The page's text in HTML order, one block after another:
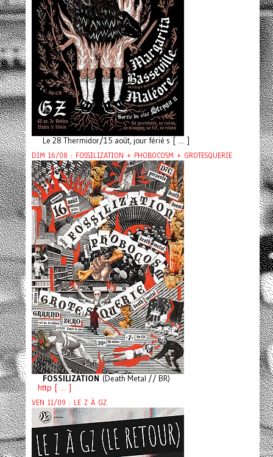
Le 28 Thermidor/15 août, jour férié s [ ... ]
DIM 16/08 : FOSSILIZATION + PHOBOCOSM + GROTESQUERIE
FOSSILIZATION (Death Metal // BR)
http [ ... ]
VEN 11/09 : LE Z À GZ